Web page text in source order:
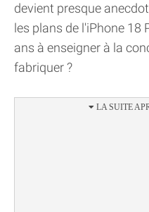
devient presque
les plans de l'iPhone 18
ans à enseigner à la
fabriquer ?